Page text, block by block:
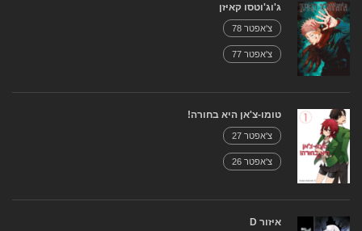
ג'וג'וטסו קאיזן
צ'אפטר 78
צ'אפטר 77
טומו-צ'אן היא בחורה!
צ'אפטר 27
צ'אפטר 26
איזור D